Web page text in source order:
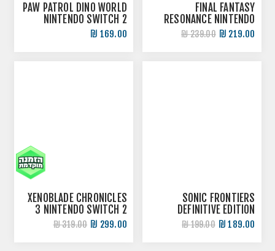
FINAL FANTASY
RESONANCE NINTENDO
SWITCH 2
219.00 ₪
239.00 ₪
PAW PATROL DINO WORLD
NINTENDO SWITCH 2
169.00 ₪
SONIC FRONTIERS
DEFINITIVE EDITION
NINTENDO SWITCH 2
189.00 ₪
199.00 ₪
XENOBLADE CHRONICLES
3 NINTENDO SWITCH 2
299.00 ₪
319.00 ₪